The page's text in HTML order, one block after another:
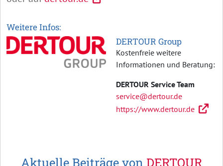
Weitere Infos:
DERTOUR Group
Kostenfreie weitere
Informationen und Beratung:
DERTOUR Service Team
service@dertour.de
https://www.dertour.de
Aktuelle Beiträge von DERTOUR